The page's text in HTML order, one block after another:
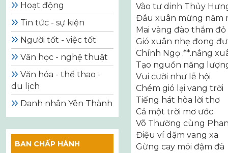
Hoạt động
Tin tức - sự kiện
Người tốt - việc tốt
Văn học - nghệ thuật
Văn hóa - thể thao -
du lịch
Danh nhân Yên Thành
BAN CHẤP HÀNH
Vào tư dinh Thủy
Đầu xuân mừng năm
Mai vàng đào thắm đỏ
Gió xuân nhẹ đong
Chính Ngọ .**.nắng
Tạo nguồn năng
Vui cười như lễ hội
Chém gió lại vang trời
Tiếng hát hòa lời thơ
Cả một trời mơ ước
Võ Thường cùng
Điệu ví dặm vang xa
Gừng cay mói đậm đà